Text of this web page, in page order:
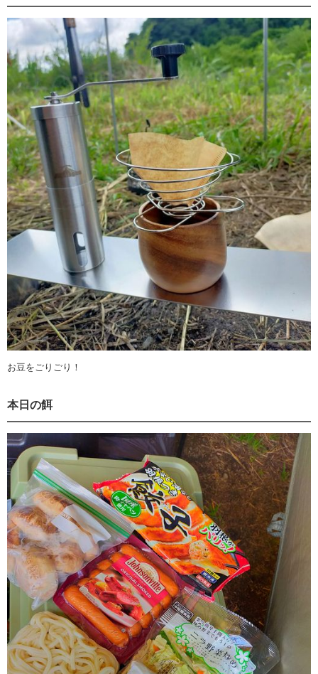
お豆をごりごり！
本日の餌